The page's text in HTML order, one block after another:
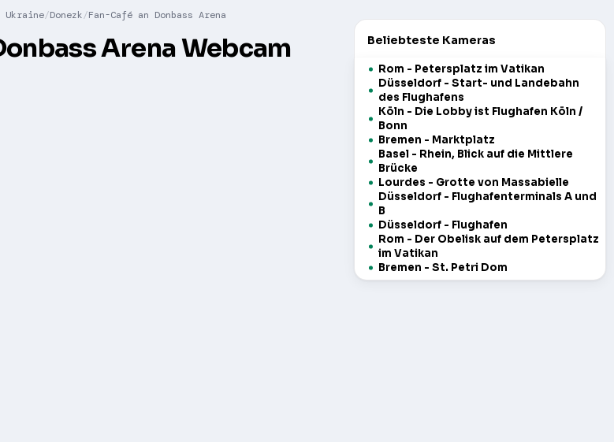
Ukraine Donezk Fan-Café an Donbass Arena
Arena Webcam Beliebteste Kameras
Rom - Petersplatz im Vatikan
Düsseldorf - Start- und Landebahn
des Flughafens
Köln - Die Lobby ist Flughafen Köln /
Bonn
Bremen - Marktplatz
Basel - Rhein, Blick auf die Mittlere
Brücke
Lourdes - Grotte von Massabielle
Düsseldorf - Flughafenterminals A und
B
Düsseldorf - Flughafen
Rom - Der Obelisk auf dem Petersplatz
im Vatikan
Bremen - St. Petri Dom